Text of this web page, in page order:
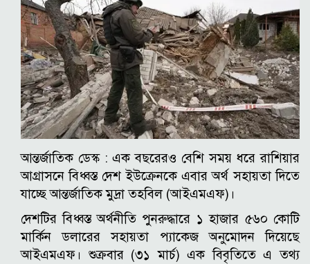
আন্তর্জাতিক ডেস্ক : এক বছরেরও বেশি সময় ধরে রাশিয়ার
আগ্রাসনে বিধ্বস্ত দেশ ইউক্রেনকে এবার অর্থ সহায়তা দিতে
যাচ্ছে আন্তর্জাতিক মুদ্রা তহবিল (আইএমএফ)।
দেশটির বিধ্বস্ত অর্থনীতি পুনরুদ্ধারে ১ হাজার ৫৬০ কোটি
মার্কিন ডলারের সহায়তা প্যাকেজ অনুমোদন দিয়েছে
আইএমএফ। শুক্রবার (৩১ মার্চ) এক বিবৃতিতে এ তথ্য